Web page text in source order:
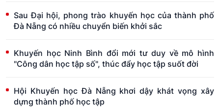
Sau Đại hội, phong trào khuyến học của thành phố
Đà Nẵng có nhiều chuyển biến khởi sắc
Khuyến học Ninh Bình đổi mới tư duy về mô hình
"Công dân học tập số", thúc đẩy học tập suốt đời
Hội Khuyến học Đà Nẵng khơi dậy khát vọng xây
dựng thành phố học tập